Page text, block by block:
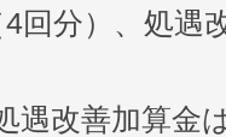
回分）、処遇
遇改善加算金